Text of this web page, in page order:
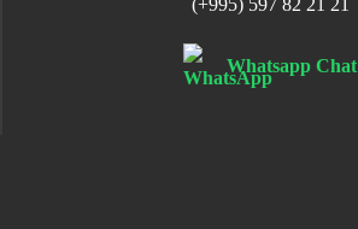
(+995) 597 82 21 21
Whatsapp Chat